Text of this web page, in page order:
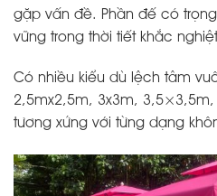
gặp vấn đề. Phần đế có
vững trong thời tiết khắc
Có nhiều kiểu dù lệch tâm
2,5mx2,5m, 3x3m,
tương xứng với từng dạng